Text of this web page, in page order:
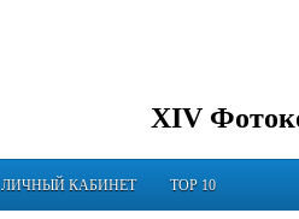
XIV
ЛИЧНЫЙ КАБИНЕТ TOP 10